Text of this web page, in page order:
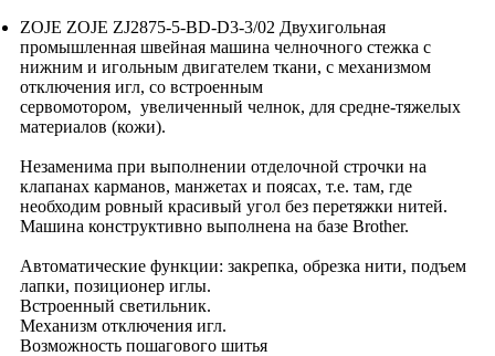
ZOJE ZOJE ZJ2875-5-BD-D3-3/02 Двухигольная
промышленная швейная машина челночного стежка с
нижним и игольным двигателем ткани, с механизмом
отключения игл, со встроенным
сервомотором, увеличенный челнок, для средне-тяжелых
материалов (кожи).
Незаменима при выполнении отделочной строчки на
клапанах карманов, манжетах и поясах, т.е. там, где
необходим ровный красивый угол без перетяжки нитей.
Машина конструктивно выполнена на базе Brother.
Автоматические функции: закрепка, обрезка нити, подъем
лапки, позиционер иглы.
Встроенный светильник.
Механизм отключения игл.
Возможность пошагового шитья